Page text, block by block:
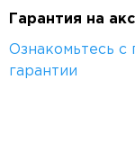
Гарантия на
Ознакомьтесь с
гарантии